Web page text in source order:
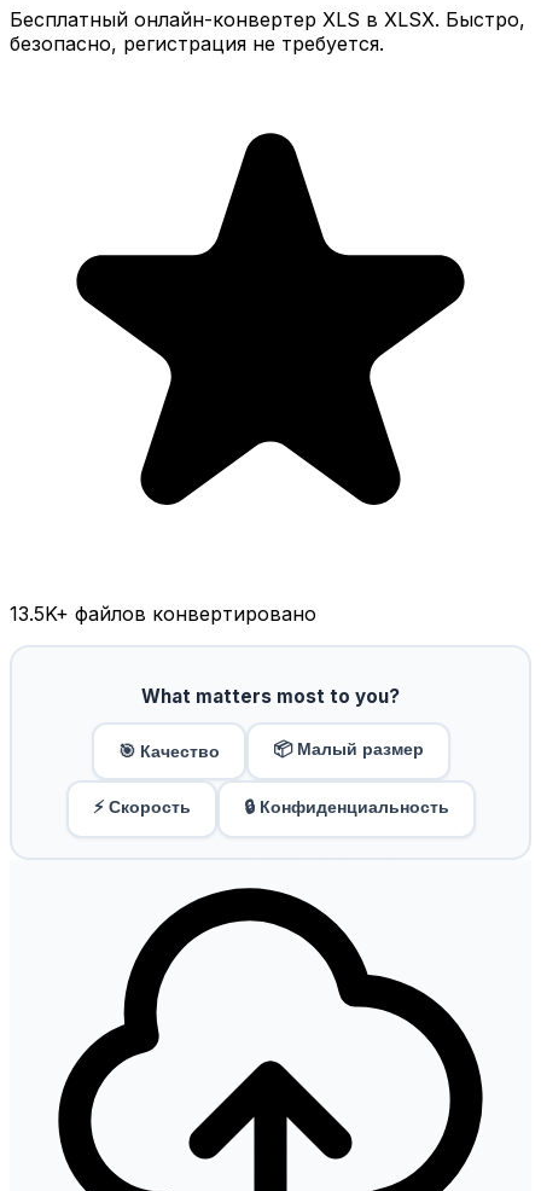
Бесплатный онлайн-конвертер XLS в XLSX. Быстро,
безопасно, регистрация не требуется.
13.5K+ файлов конвертировано
What matters most to you?
🎯 Качество 📦 Малый размер
⚡ Скорость 🔒 Конфиденциальность